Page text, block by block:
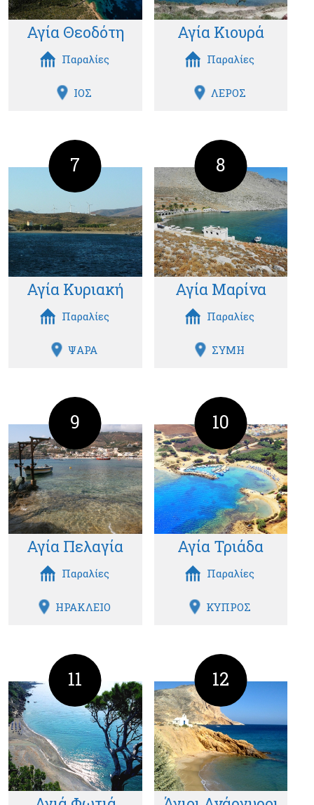
Αγία Θεοδότη
Παραλίες
ΙΟΣ
Αγία Κιουρά
Παραλίες
ΛΕΡΟΣ
7
Αγία Κυριακή
Παραλίες
ΨΑΡΑ
8
Αγία Μαρίνα
Παραλίες
ΣΥΜΗ
9
Αγία Πελαγία
Παραλίες
ΗΡΑΚΛΕΙΟ
10
Αγία Τριάδα
Παραλίες
ΚΥΠΡΟΣ
11 12